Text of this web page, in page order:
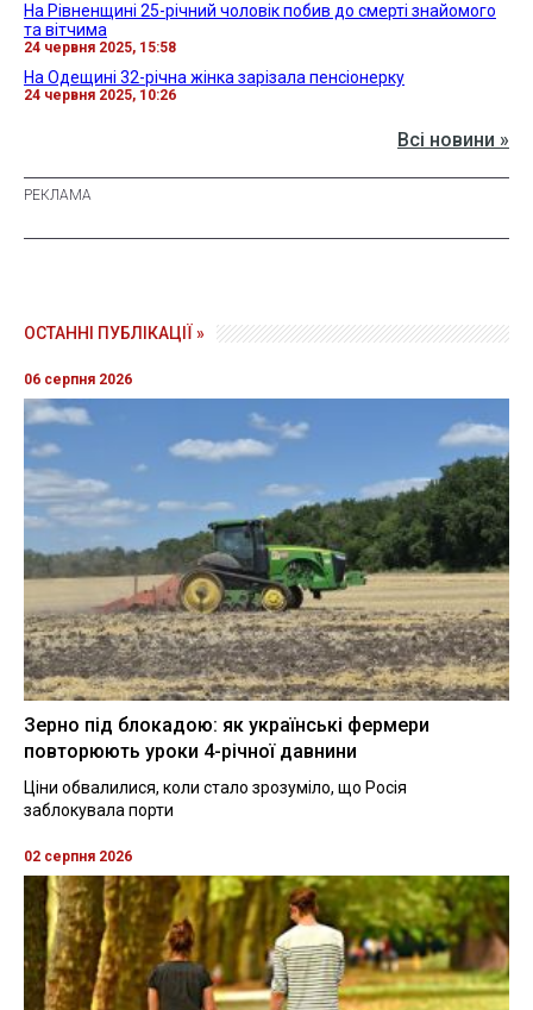
На Рівненщині 25-річний чоловік побив до смерті знайомого
та вітчима
24 червня 2025, 15:58
На Одещині 32-річна жінка зарізала пенсіонерку
24 червня 2025, 10:26
Всі новини »
ОСТАННІ ПУБЛІКАЦІЇ »
06 серпня 2026
Зерно під блокадою: як українські фермери
повторюють уроки 4-річної давнини
Ціни обвалилися, коли стало зрозуміло, що Росія
заблокувала порти
02 серпня 2026